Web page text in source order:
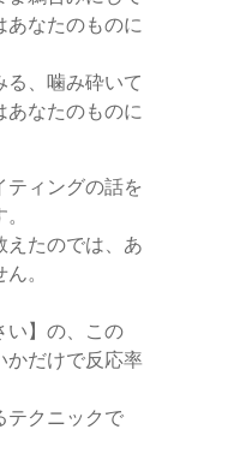
あなたのものに
、噛み砕いて
あなたのものに
ィングの話を
えたのでは、あ
。
い】の、この
かだけで反応率
テクニックで